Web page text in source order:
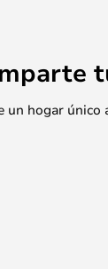
hogar único